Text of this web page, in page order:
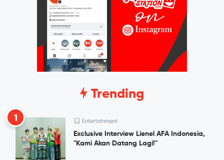
Trending
1 Entertainment
Exclusive Interview Lienel AFA Indonesia,
"Kami Akan Datang Lagi!"